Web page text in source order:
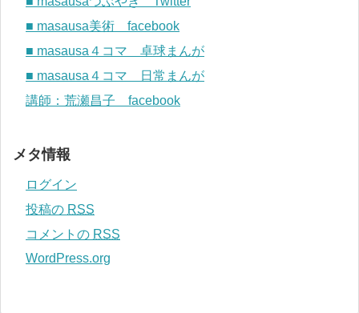
■ masausa美術 facebook
■ masausa４コマ 卓球まんが
■ masausa４コマ 日常まんが
講師：荒瀬昌子 facebook
メタ情報
ログイン
投稿の RSS
コメントの RSS
WordPress.org